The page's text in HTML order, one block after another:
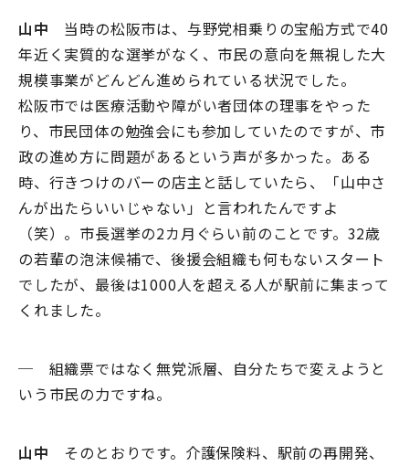
山中 当時の松阪市は、与野党相乗りの宝船方式で40
年近く実質的な選挙がなく、市民の意向を無視した大
規模事業がどんどん進められている状況でした。
松阪市では医療活動や障がい者団体の理事をやった
り、市民団体の勉強会にも参加していたのですが、市
政の進め方に問題があるという声が多かった。ある
時、行きつけのバーの店主と話していたら、「山中さ
んが出たらいいじゃない」と言われたんですよ
（笑）。市長選挙の2カ月ぐらい前のことです。32歳
の若輩の泡沫候補で、後援会組織も何もないスタート
でしたが、最後は1000人を超える人が駅前に集まって
くれました。
─ 組織票ではなく無党派層、自分たちで変えようと
いう市民の力ですね。
山中 そのとおりです。介護保険料、駅前の再開発、